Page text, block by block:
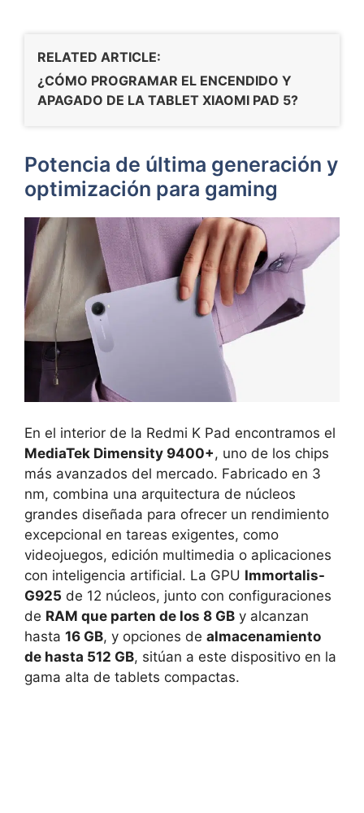
RELATED ARTICLE:
¿CÓMO PROGRAMAR EL ENCENDIDO Y
APAGADO DE LA TABLET XIAOMI PAD 5?
Potencia de última generación y
optimización para gaming
En el interior de la Redmi K Pad encontramos el
MediaTek Dimensity 9400+, uno de los chips
más avanzados del mercado. Fabricado en 3
nm, combina una arquitectura de núcleos
grandes diseñada para ofrecer un rendimiento
excepcional en tareas exigentes, como
videojuegos, edición multimedia o aplicaciones
con inteligencia artificial. La GPU Immortalis-
G925 de 12 núcleos, junto con configuraciones
de RAM que parten de los 8 GB y alcanzan
hasta 16 GB, y opciones de almacenamiento
de hasta 512 GB, sitúan a este dispositivo en la
gama alta de tablets compactas.